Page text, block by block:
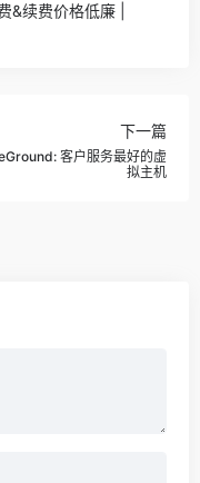
&续费价格低廉 |
下一篇
客户服务最好的虚
拟主机